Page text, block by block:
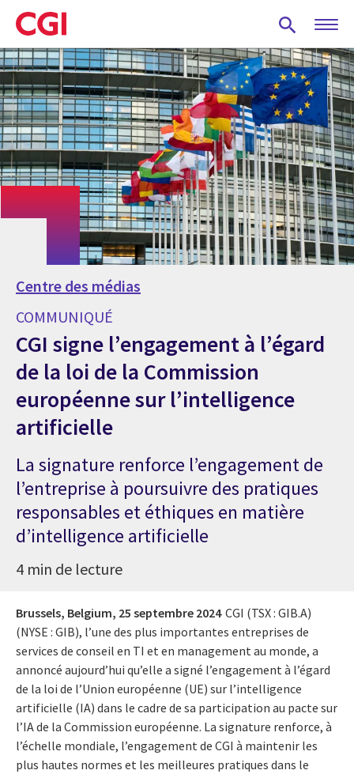
Skip
to
main
content
Centre des médias
COMMUNIQUÉ
CGI signe l’engagement à l’égard
de la loi de la Commission
européenne sur l’intelligence
artificielle
La signature renforce l’engagement de
l’entreprise à poursuivre des pratiques
responsables et éthiques en matière
d’intelligence artificielle
4 min de lecture
Brussels, Belgium, 25 septembre 2024 CGI (TSX : GIB.A)
(NYSE : GIB), l’une des plus importantes entreprises de
services de conseil en TI et en management au monde, a
annoncé aujourd’hui qu’elle a signé l’engagement à l’égard
de la loi de l’Union européenne (UE) sur l’intelligence
artificielle (IA) dans le cadre de sa participation au pacte sur
l’IA de la Commission européenne. La signature renforce, à
l’échelle mondiale, l’engagement de CGI à maintenir les
plus hautes normes et les meilleures pratiques dans le